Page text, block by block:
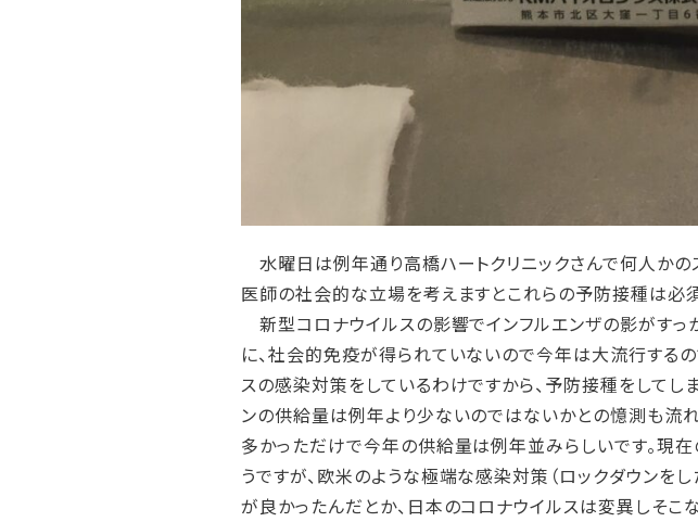
水曜日は例年通り高橋ハートクリニックさんで何人かの
医師の社会的な立場を考えますとこれらの予防接種は必
新型コロナウイルスの影響でインフルエンザの影がすっ
に、社会的免疫が得られていないので今年は大流行する
スの感染対策をしているわけですから、予防接種をしてし
ンの供給量は例年より少ないのではないかとの憶測も流
多かっただけで今年の供給量は例年並みらしいです。現
うですが、欧米のような極端な感染対策（ロックダウン
が良かったんだとか、日本のコロナウイルスは変異しそこ